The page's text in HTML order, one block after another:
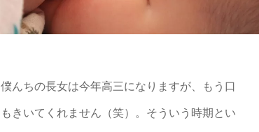
僕んちの長女は今年高三になりますが、もう口
もきいてくれません（笑）。そういう時期とい